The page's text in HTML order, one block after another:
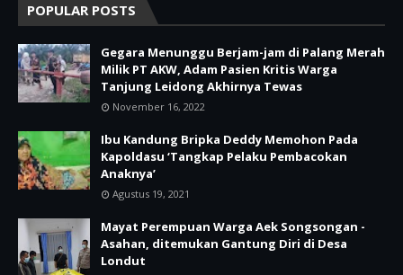
POPULAR POSTS
Gegara Menunggu Berjam-jam di Palang Merah
Milik PT AKW, Adam Pasien Kritis Warga
Tanjung Leidong Akhirnya Tewas
November 16, 2022
Ibu Kandung Bripka Deddy Memohon Pada
Kapoldasu ‘Tangkap Pelaku Pembacokan
Anaknya’
Agustus 19, 2021
Mayat Perempuan Warga Aek Songsongan -
Asahan, ditemukan Gantung Diri di Desa
Londut